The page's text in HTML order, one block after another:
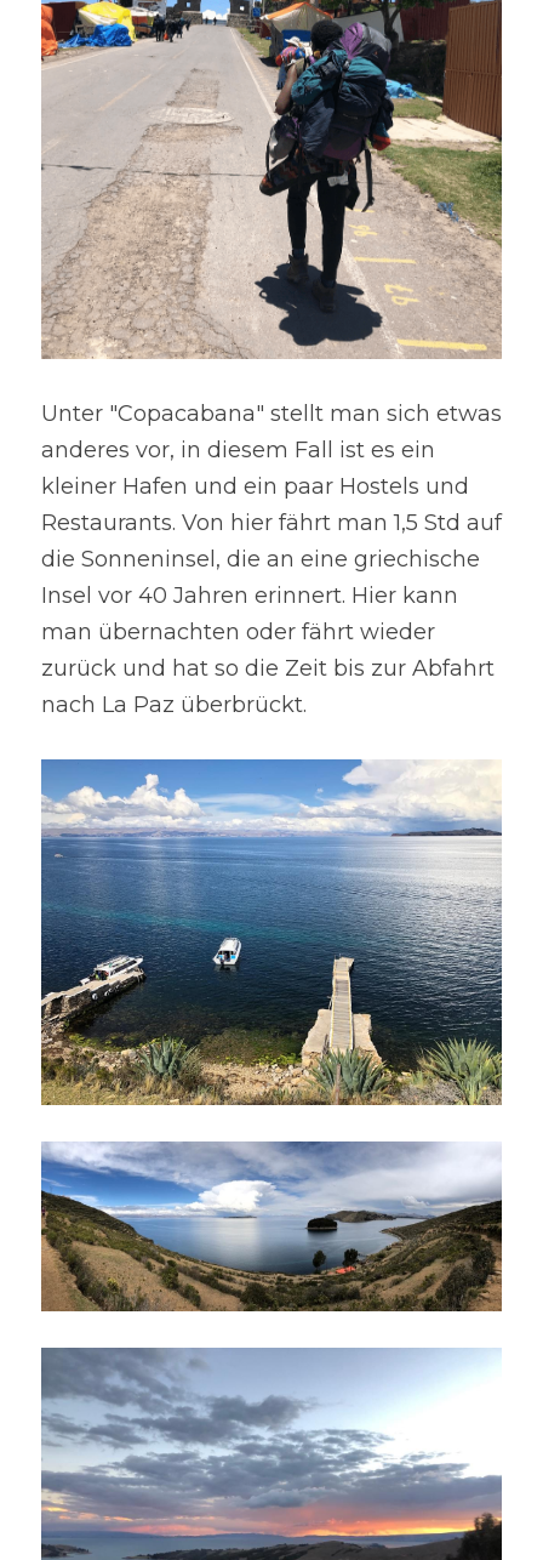
Unter "Copacabana" stellt man sich etwas
anderes vor, in diesem Fall ist es ein
kleiner Hafen und ein paar Hostels und
Restaurants. Von hier fährt man 1,5 Std auf
die Sonneninsel, die an eine griechische
Insel vor 40 Jahren erinnert. Hier kann
man übernachten oder fährt wieder
zurück und hat so die Zeit bis zur Abfahrt
nach La Paz überbrückt.